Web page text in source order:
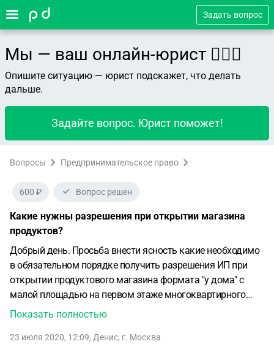
Задать вопрос
Мы — ваш онлайн-юрист 👨🏻‍⚖️
Опишите ситуацию — юрист подскажет, что делать
дальше.
Задайте вопрос. Юрист поможет!
Вопросы Предпринимательское право
600 ₽ Вопрос решен
Какие нужны разрешения при открытии магазина
продуктов?
Добрый день. Просьба внести ясность какие необходимо
в обязательном порядке получить разрешения ИП при
открытии продуктового магазина формата "у дома" с
малой площадью на первом этаже многоквартирного
дома (коммерческая недвижимость). В просторах сети
соответствии помещения магазина требованиям
Показать полностью
23 июля 2020, 12:09, Денис, г. Москва